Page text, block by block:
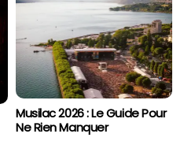
Musilac 2026 : Le Guide Pour
Ne Rien Manquer